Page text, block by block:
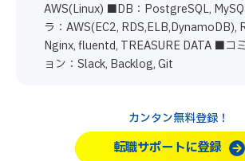
AWS(Linux) ■DB：PostgreSQL,
ラ：AWS(EC2, RDS,ELB,DynamoDB),
Nginx, fluentd, TREASURE DATA ■コ
ョン：Slack, Backlog, Git
カンタン無料登録！
転職サポートに登録